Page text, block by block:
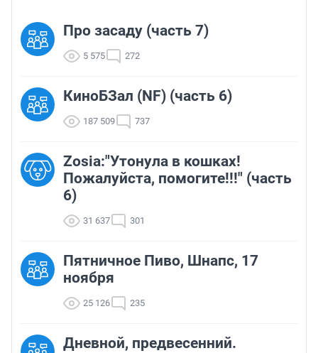
Про засаду (часть 7)
5 575 272
КиноБЗал (NF) (часть 6)
187 509 737
Zosia:"Утонула в кошках!
Пожалуйста, помогите!!!" (часть
6)
31 637 301
Пятничное Пиво, Шнапс, 17
ноября
25 126 235
Дневной, предвесенний.